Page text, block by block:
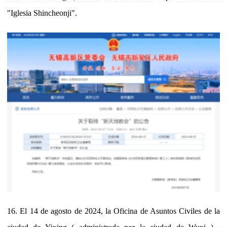
"Iglesia Shincheonji".
16. El 14 de agosto de 2024, la Oficina de Asuntos Civiles de la